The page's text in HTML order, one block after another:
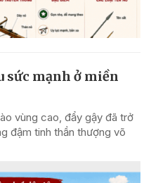
sức mạnh ở miền
vùng cao, đẩy gậy đã trở
đậm tinh thần thượng võ